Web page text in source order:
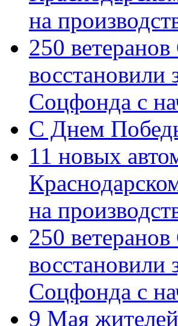
на
250
восстановили
Соцфонда с
С Днем
11 новых
на
250
восстановили
Соцфонда с
9 Мая жителей